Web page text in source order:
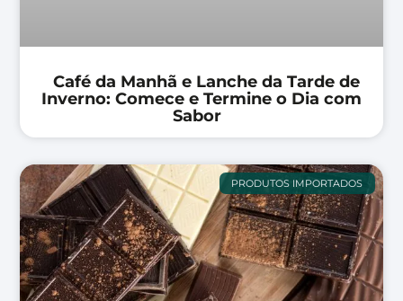
Café da Manhã e Lanche da Tarde de
Inverno: Comece e Termine o Dia com
Sabor
PRODUTOS IMPORTADOS